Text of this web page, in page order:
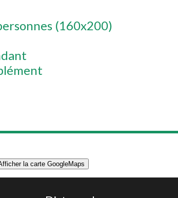
(160x200)
40m² 4 PERSONNES
la carte GoogleMaps